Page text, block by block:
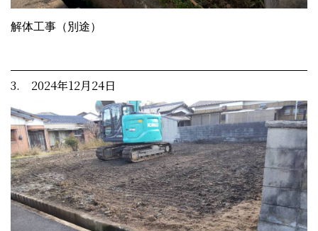
解体工事（別途）
3. 2024年12月24日